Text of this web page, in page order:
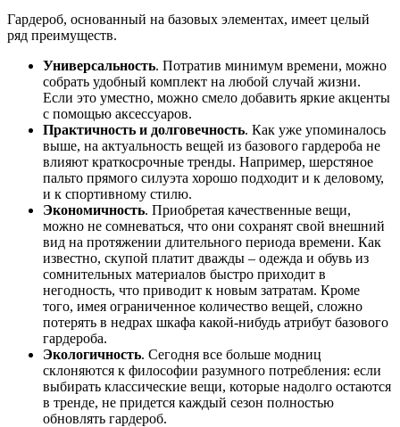
Гардероб, основанный на базовых элементах, имеет целый
ряд преимуществ.
Универсальность. Потратив минимум времени, можно
собрать удобный комплект на любой случай жизни.
Если это уместно, можно смело добавить яркие акценты
с помощью аксессуаров.
Практичность и долговечность. Как уже упоминалось
выше, на актуальность вещей из базового гардероба не
влияют краткосрочные тренды. Например, шерстяное
пальто прямого силуэта хорошо подходит и к деловому,
и к спортивному стилю.
Экономичность. Приобретая качественные вещи,
можно не сомневаться, что они сохранят свой внешний
вид на протяжении длительного периода времени. Как
известно, скупой платит дважды – одежда и обувь из
сомнительных материалов быстро приходит в
негодность, что приводит к новым затратам. Кроме
того, имея ограниченное количество вещей, сложно
потерять в недрах шкафа какой-нибудь атрибут базового
гардероба.
Экологичность. Сегодня все больше модниц
склоняются к философии разумного потребления: если
выбирать классические вещи, которые надолго остаются
в тренде, не придется каждый сезон полностью
обновлять гардероб.